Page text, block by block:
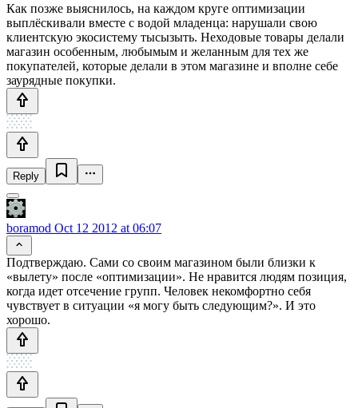
Как позже выяснилось, на каждом круге оптимизации
выплёскивали вместе с водой младенца: нарушали свою
клиентскую экосистему тысызыть. Неходовые товары делали
магазин особенным, любымым и желанным для тех же
покупателей, которые делали в этом магазине и вполне себе
заурядные покупки.
Reply
boramod Oct 12 2012 at 06:07
Подтверждаю. Сами со своим магазином были близки к
«вылету» после «оптимизации». Не нравится людям позиция,
когда идет отсечение групп. Человек некомфортно себя
чувствует в ситуации «я могу быть следующим?». И это
хорошо.